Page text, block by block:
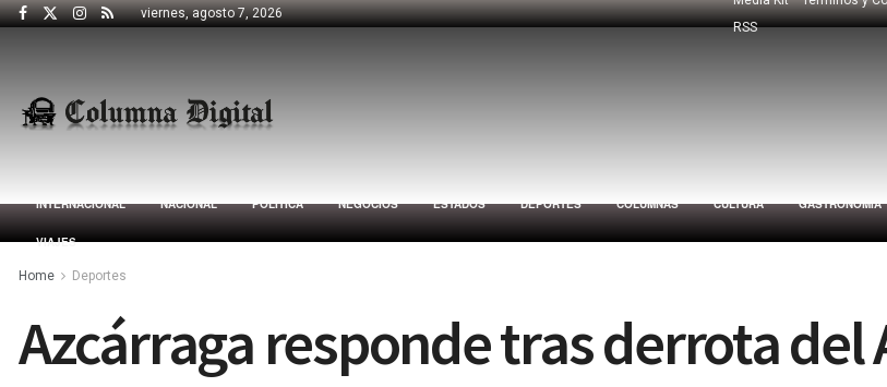
viernes, agosto 7, 2026
RSS
INTERNACIONAL NACIONAL POLÍTICA NEGOCIOS ESTADOS DEPORTES COLUMNAS CULTURA GASTRONOMÍA
VIAJES
Home Deportes
Azcárraga responde tras derrota del